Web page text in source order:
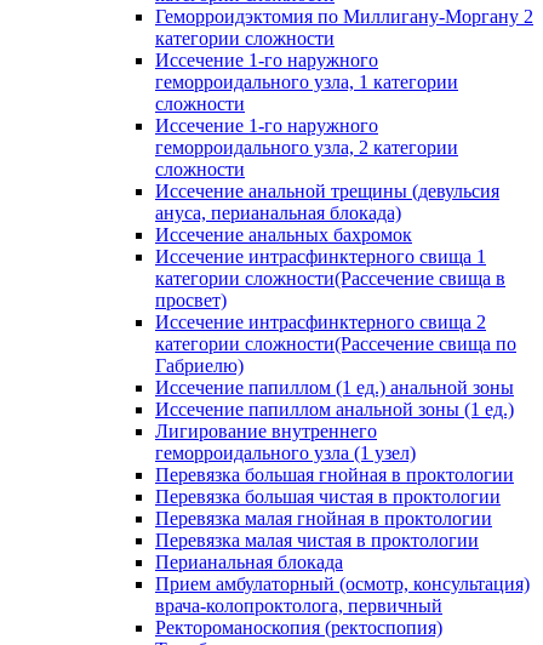
Геморроидэктомия по Миллигану-Моргану 2
категории сложности
Иссечение 1-го наружного
геморроидального узла, 1 категории
сложности
Иссечение 1-го наружного
геморроидального узла, 2 категории
сложности
Иссечение анальной трещины (девульсия
ануса, перианальная блокада)
Иссечение анальных бахромок
Иссечение интрасфинктерного свища 1
категории сложности(Рассечение свища в
просвет)
Иссечение интрасфинктерного свища 2
категории сложности(Рассечение свища по
Габриелю)
Иссечение папиллом (1 ед.) анальной зоны
Иссечение папиллом анальной зоны (1 ед.)
Лигирование внутреннего
геморроидального узла (1 узел)
Перевязка большая гнойная в проктологии
Перевязка большая чистая в проктологии
Перевязка малая гнойная в проктологии
Перевязка малая чистая в проктологии
Перианальная блокада
Прием амбулаторный (осмотр, консультация)
врача-колопроктолога, первичный
Ректороманоскопия (ректоспопия)